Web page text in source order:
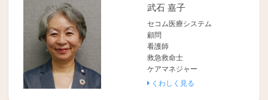
武石 嘉子
セコム医療システム
顧問
看護師
救急救命士
ケアマネジャー
くわしく見る